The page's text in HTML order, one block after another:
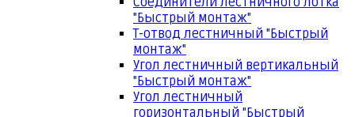
"Быстрый монтаж"
Т-отвод лестничный "Быстрый
монтаж"
Угол лестничный вертикальный
"Быстрый монтаж"
Угол лестничный
горизонтальный "Быстрый